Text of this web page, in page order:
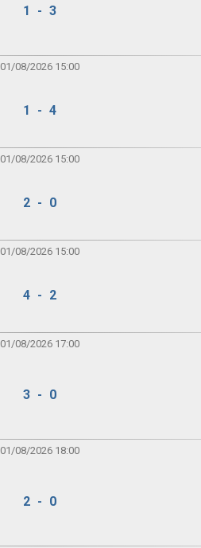
1 - 3
01/08/2026 15:00
1 - 4
01/08/2026 15:00
2 - 0
01/08/2026 15:00
4 - 2
01/08/2026 17:00
3 - 0
01/08/2026 18:00
2 - 0